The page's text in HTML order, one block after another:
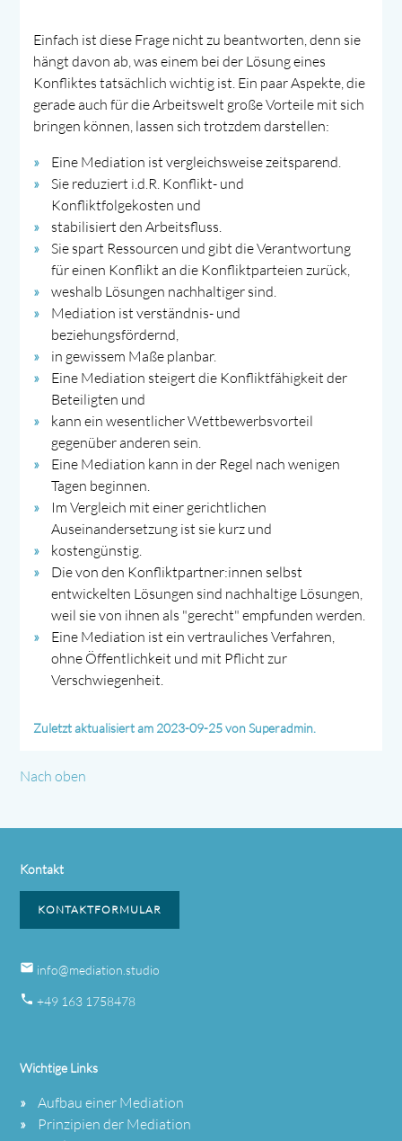
Einfach ist diese Frage nicht zu beantworten, denn sie
hängt davon ab, was einem bei der Lösung eines
Konfliktes tatsächlich wichtig ist. Ein paar Aspekte, die
gerade auch für die Arbeitswelt große Vorteile mit sich
bringen können, lassen sich trotzdem darstellen:
Eine Mediation ist vergleichsweise zeitsparend.
Sie reduziert i.d.R. Konflikt- und
Konfliktfolgekosten und
stabilisiert den Arbeitsfluss.
Sie spart Ressourcen und gibt die Verantwortung
für einen Konflikt an die Konfliktparteien zurück,
weshalb Lösungen nachhaltiger sind.
Mediation ist verständnis- und
beziehungsfördernd,
in gewissem Maße planbar.
Eine Mediation steigert die Konfliktfähigkeit der
Beteiligten und
kann ein wesentlicher Wettbewerbsvorteil
gegenüber anderen sein.
Eine Mediation kann in der Regel nach wenigen
Tagen beginnen.
Im Vergleich mit einer gerichtlichen
Auseinandersetzung ist sie kurz und
kostengünstig.
Die von den Konfliktpartner:innen selbst
entwickelten Lösungen sind nachhaltige Lösungen,
weil sie von ihnen als "gerecht" empfunden werden.
Eine Mediation ist ein vertrauliches Verfahren,
ohne Öffentlichkeit und mit Pflicht zur
Verschwiegenheit.
Zuletzt aktualisiert am 2023-09-25 von Superadmin.
Nach oben
Kontakt
KONTAKTFORMULAR
email info@mediation.studio
phone +49 163 1758478
Wichtige Links
Aufbau einer Mediation
Prinzipien der Mediation